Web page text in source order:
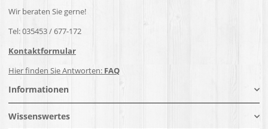
Wir beraten Sie gerne!
Tel: 035453 / 677-172
Kontaktformular
Hier finden Sie Antworten: FAQ
Informationen
Wissenswertes